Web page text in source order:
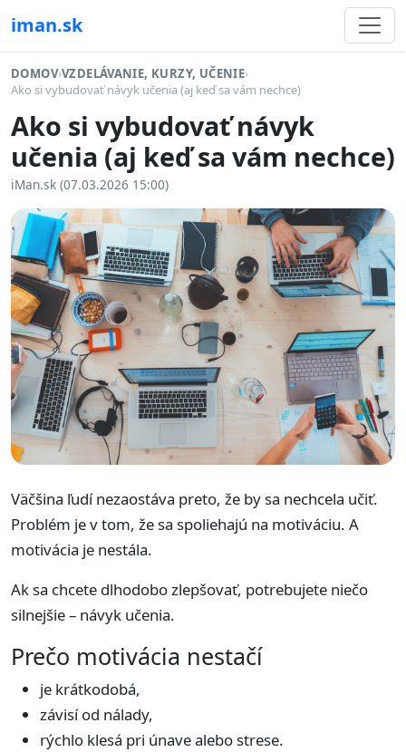
iman.sk
DOMOV›VZDELÁVANIE, KURZY, UČENIE›
Ako si vybudovať návyk učenia (aj keď sa vám nechce)
Ako si vybudovať návyk
učenia (aj keď sa vám nechce)
iMan.sk (07.03.2026 15:00)
Väčšina ľudí nezaostáva preto, že by sa nechcela učiť.
Problém je v tom, že sa spoliehajú na motiváciu. A
motivácia je nestála.
Ak sa chcete dlhodobo zlepšovať, potrebujete niečo
silnejšie – návyk učenia.
Prečo motivácia nestačí
je krátkodobá,
závisí od nálady,
rýchlo klesá pri únave alebo strese.